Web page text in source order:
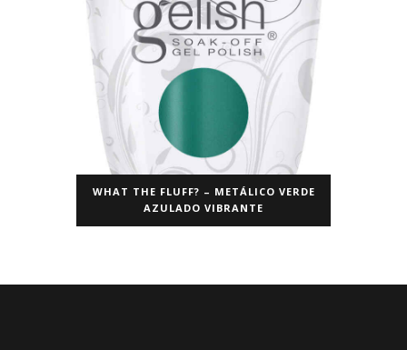
WHAT THE FLUFF? – METÁLICO VERDE
AZULADO VIBRANTE